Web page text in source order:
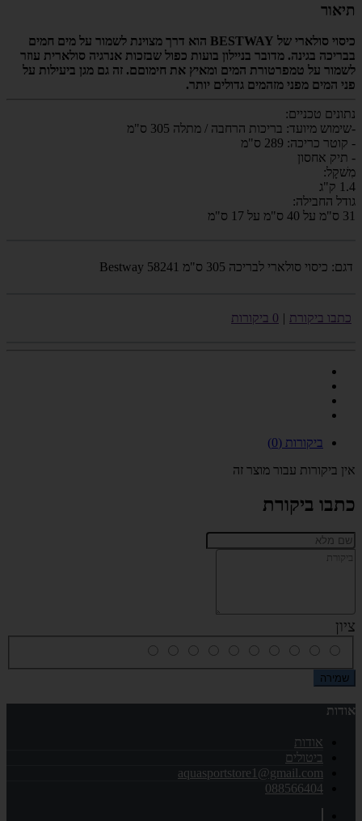
תיאור
כיסוי סולארי של BESTWAY הוא דרך מצוינת לשמור על מים חמים
בבריכה בגינה. מדובר בניילון בועות כפול שבזכות אנרגיה סולארית עוזר
לשמור על טמפרטורת המים ומאיץ את חימוםם. זה גם מגן ביעילות על
פני המים מפני מזהמים גדולים יותר.
נתונים טכניים:
-שימוש מיועד: בריכות הרחבה / מתלה 305 ס"מ
- קוטר כריכה: 289 ס"מ
- תיק אחסון
מִשׁקָל:
1.4 ק"ג
גודל החבילה:
31 ס"מ על 40 ס"מ על 17 ס"מ
דגם: כיסוי סולארי לבריכה 305 ס"מ Bestway 58241
כתבו ביקורת | 0 ביקורות
ביקורות (0)
אין ביקורות עבור מוצר זה
כתבו ביקורת
ציון
שמירה
אודות
אודות
ביטולים
aquasportstore1@gmail.com
088566404